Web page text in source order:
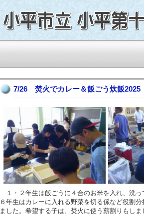
7/26 焚火でカレー＆飯ごう炊飯2025
１・２年生は飯ごうに４合のお米を入れ、洗っ
６年生はカレーに入れる野菜を切る係など役割
ました。希望する子は、焚火に使う薪割りもしま